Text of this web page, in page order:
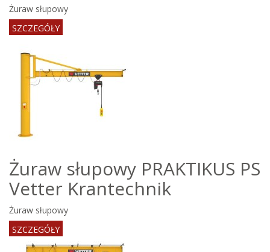
Żuraw słupowy
SZCZEGÓŁY
Żuraw słupowy PRAKTIKUS PS
Vetter Krantechnik
Żuraw słupowy
SZCZEGÓŁY